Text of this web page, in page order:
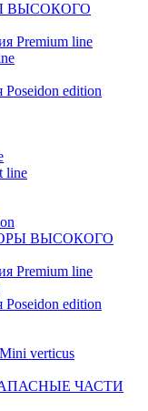
ВЫСОКОГО
Premium line
edition
line
ВЫСОКОГО
Premium line
edition
verticus
ЧАСТИ